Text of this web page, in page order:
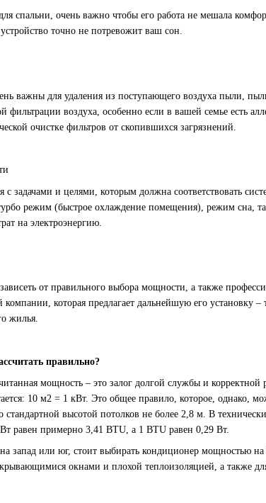
спальни, очень важно чтобы его работа не мешала
точно не потревожит ваш сон.
важны для удаления из поступающего воздуха пыли,
фильтрации воздуха, особенно если в вашей семье есть
очистке фильтров от скопившихся загрязнений.
с задачами и целями, которым должна соответствовать
режим (быстрое охлаждение помещения), режим сна,
на электроэнергию.
от правильного выбора мощности, а также
компании, которая предлагает дальнейшую его
жилья.
правильно?
мощность – это залог долгой службы и
10 м2 = 1 кВт. Это общее правило, которое, однако,
стандартной высотой потолков не более 2,8 м. В
равен примерно 3,41 BTU, а 1 BTU равен 0,29 Вт.
запад или юг, стоит выбирать кондиционер мощностью
окнами и плохой теплоизоляцией, а также